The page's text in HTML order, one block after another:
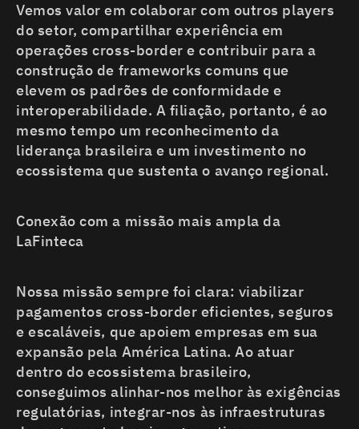
Vemos valor em colaborar com outros players
do setor, compartilhar experiência em
operações cross-border e contribuir para a
construção de frameworks comuns que
elevem os padrões de conformidade e
interoperabilidade. A filiação, portanto, é ao
mesmo tempo um reconhecimento da
liderança brasileira e um investimento no
ecossistema que sustenta o avanço regional.
Conexão com a missão mais ampla da
LaFinteca
Nossa missão sempre foi clara: viabilizar
pagamentos cross-border eficientes, seguros
e escaláveis, que apoiem empresas em sua
expansão pela América Latina. Ao atuar
dentro do ecossistema brasileiro,
conseguimos alinhar-nos melhor às exigências
regulatórias, integrar-nos às infraestruturas